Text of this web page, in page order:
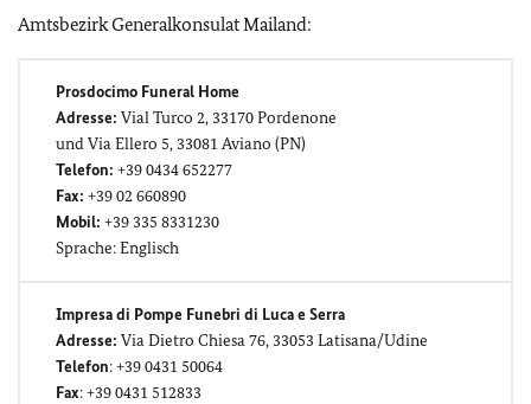
Amtsbezirk Generalkonsulat Mailand:
Prosdocimo Funeral Home
Adresse: Vial Turco 2, 33170 Pordenone
und Via Ellero 5, 33081 Aviano (PN)
Telefon: +390434 652277
Fax: +3902 660890
Mobil: +39 335 8331230
Sprache: Englisch
Impresa di Pompe Funebri di Luca e Serra
Adresse: Via Dietro Chiesa 76, 33053 Latisana/Udine
Telefon: +39 0431 50064
Fax: +39 0431 512833